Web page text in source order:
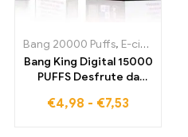
E-cigarrilhas,Cigarros eletrónicos
Bang 20000 Puffs, E-cigarrilhas
Bang King Digital 15000
PUFFS Desfrute da
definitiva
€4,98 - €7,53